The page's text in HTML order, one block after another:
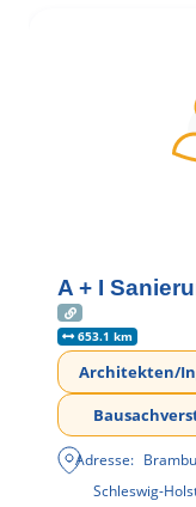
A + I
653.1 km
Architekten/
Adresse:
Schleswig-